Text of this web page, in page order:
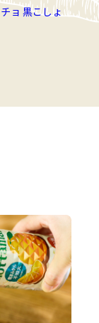
ョ 黒こしょ